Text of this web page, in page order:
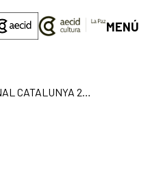
MENÚ
XXXV PREMI INTERNACIONAL CATALUNYA 2023